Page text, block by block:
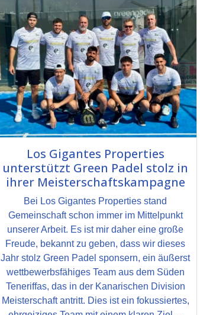
Los Gigantes Properties
unterstützt Green Padel stolz in
ihrer Meisterschaftskampagne
Bei Los Gigantes Properties stand
Gemeinschaft schon immer im Mittelpunkt
unserer Arbeit. Es ist mir daher eine große
Freude, bekannt zu geben, dass wir dieses
Jahr stolz Green Padel sponsern, ein äußerst
wettbewerbsfähiges Team aus dem Süden
Teneriffas, das in der Kanarischen Division
Meisterschaft antritt. Dies ist ein fokussiertes,